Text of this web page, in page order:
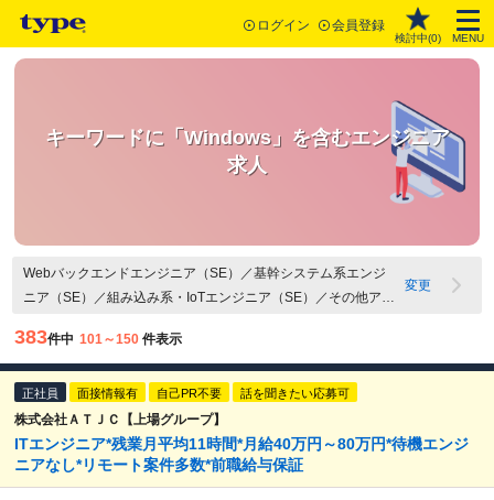
ログイン 会員登録
検討中(0) MENU
キーワードに「Windows」を含むエンジニア
求人
Webバックエンドエンジニア（SE）／基幹システム系エンジ
ニア（SE）／組み込み系・IoTエンジニア（SE）／その他アプ
ジニア（PG）／Webフロントエンドエンジニア（PG）／基幹
システム系エンジニア（PG）／組み込み系・IoTエンジニア
（PG）／その他・アプリケーション開発エンジニア（PG）／
QAエンジニア・テスター／社内SE・情報システムエンジニア
／その他IT・Webエンジニア関連職／Webアプリケーション開
発（PM・PL）／組込系・IoT（PM・PL）／その他マネジメン
ト関連職／Windows
変更
383件中 101～150 件表示
正社員 面接情報有 自己PR不要 話を聞きたい応募可
株式会社ＡＴＪＣ【上場グループ】
ITエンジニア*残業月平均11時間*月給40万円～80万円*待機エンジ
ニアなし*リモート案件多数*前職給与保証